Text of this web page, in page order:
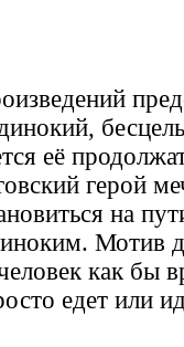
её
герой
на
Мотив
как бы
едет или